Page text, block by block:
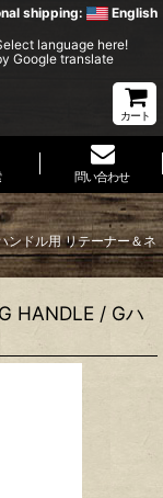
shipping: English
language here!
Google translate
カート
問い合わせ
ンドル用 リテーナー＆ネ
HANDLE / Gハ